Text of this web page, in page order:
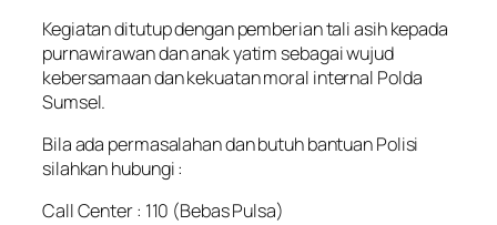
Kegiatan ditutup dengan pemberian tali asih kepada
purnawirawan dan anak yatim sebagai wujud
kebersamaan dan kekuatan moral internal Polda
Sumsel.
Bila ada permasalahan dan butuh bantuan Polisi
silahkan hubungi :
Call Center : 110 (Bebas Pulsa)